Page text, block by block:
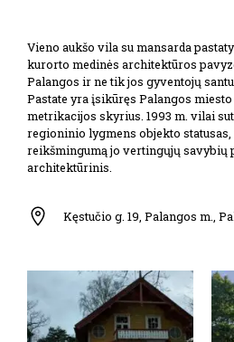
Vieno aukšo vila su mansarda
kurorto medinės architektūros
Palangos ir ne tik jos gyventojų
Pastate yra įsikūręs Palangos
metrikacijos skyrius. 1993 m. vilai
regioninio lygmens objekto
reikšmingumą jo vertingųjų savybių
architektūrinis.
Kęstučio g. 19, Palangos m.,